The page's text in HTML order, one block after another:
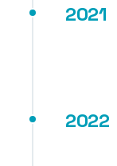
2021
2022